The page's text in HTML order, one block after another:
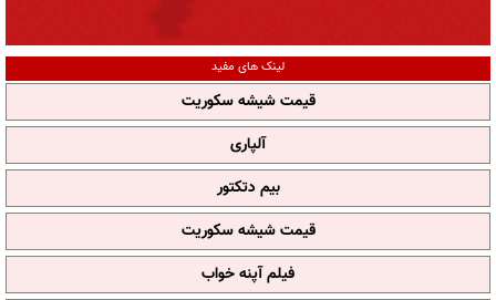
لینک های مفید
قیمت شیشه سکوریت
آلپاری
بیم دتکتور
قیمت شیشه سکوریت
فیلم آپنه خواب